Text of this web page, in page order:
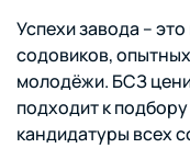
Успехи завода –
содовиков,
молодёжи. БСЗ
подходит к
кандидатуры всех